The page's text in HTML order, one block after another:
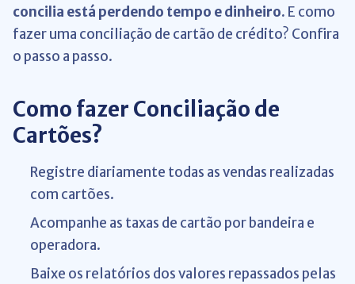
concilia está perdendo tempo edinheiro. E como
fazer uma conciliação de cartão de crédito? Confira
o passo a passo.
Como fazer Conciliação de
Cartões?
Registre diariamente todas as vendas realizadas
com cartões.
Acompanhe as taxas de cartão por bandeira e
operadora.
Baixe os relatórios dos valores repassados pelas